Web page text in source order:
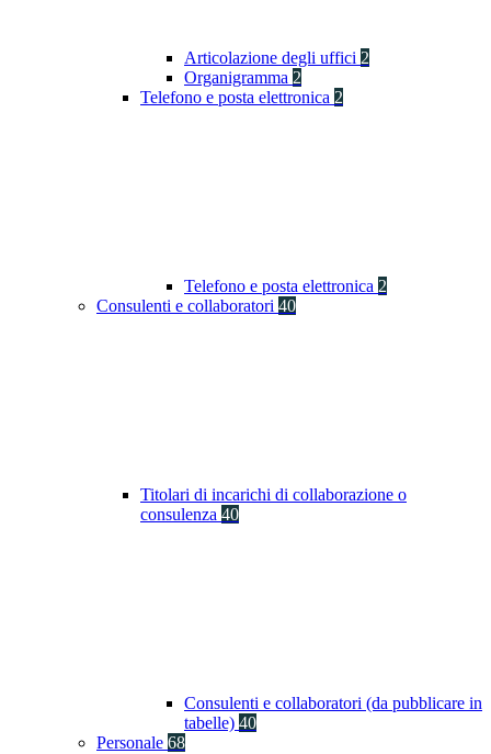
Articolazione degli uffici 2
Organigramma 2
Telefono e posta elettronica 2
Telefono e posta elettronica 2
Consulenti e collaboratori 40
Titolari di incarichi di collaborazione o
consulenza 40
Consulenti e collaboratori (da pubblicare in
tabelle) 40
Personale 68